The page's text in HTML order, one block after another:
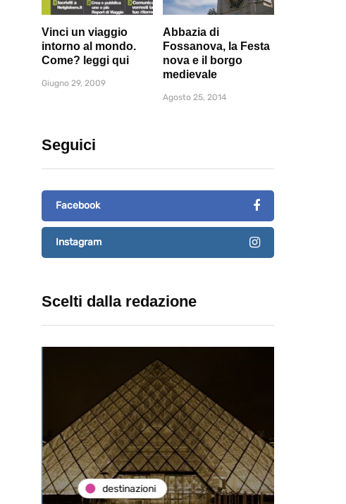
Vinci un viaggio
intorno al mondo.
Come? leggi qui
Giugno 29, 2009
Abbazia di
Fossanova, la Festa
nova e il borgo
medievale
Agosto 25, 2014
Seguici
Facebook
Instagram
Scelti dalla redazione
destinazioni